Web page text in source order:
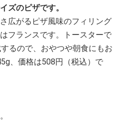
ズのピザです。
広がるピザ風味のフィリング
フランスです。トースターで
るので、おやつや朝食にもお
、価格は508円（税込）で